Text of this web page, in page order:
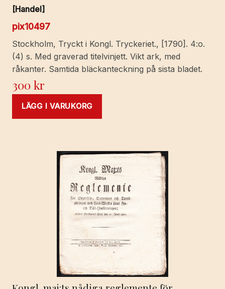
[Handel]
pix10497
Stockholm, Tryckt i Kongl. Tryckeriet., [1790]. 4:o.
(4) s. Med graverad titelvinjett. Vikt ark, med
råkanter. Samtida bläckanteckning på sista bladet.
300kr
LÄGG I VARUKORG